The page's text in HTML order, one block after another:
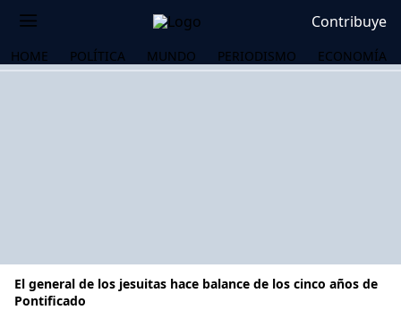
Contribuye
HOME POLÍTICA MUNDO PERIODISMO ECONOMÍA
El general de los jesuitas hace balance de los cinco años de
Pontificado